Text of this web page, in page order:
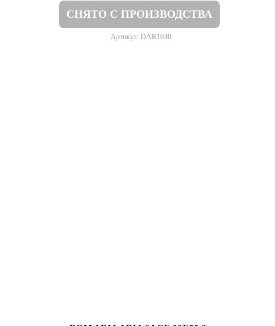
СНЯТО С ПРОИЗВОДСТВА
Артикул: DAR1030